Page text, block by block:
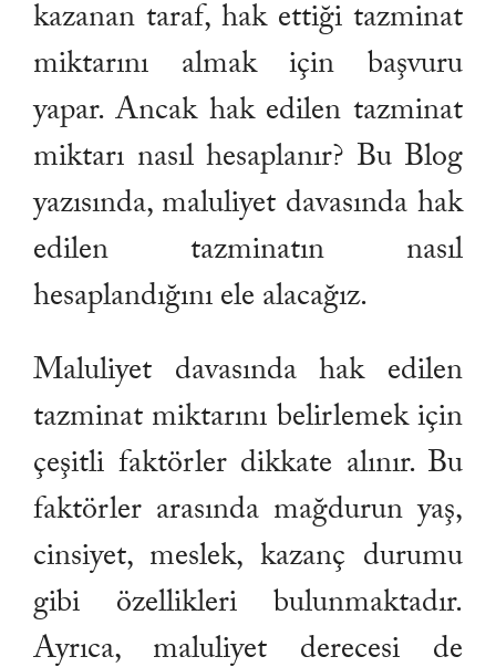
kazanan taraf, hak ettiği tazminat
miktarını almak için başvuru
yapar. Ancak hak edilen tazminat
miktarı nasıl hesaplanır? Bu Blog
yazısında, maluliyet davasında hak
edilen tazminatın nasıl
hesaplandığını ele alacağız.
Maluliyet davasında hak edilen
tazminat miktarını belirlemek için
çeşitli faktörler dikkate alınır. Bu
faktörler arasında mağdurun yaş,
cinsiyet, meslek, kazanç durumu
gibi özellikleri bulunmaktadır.
Ayrıca, maluliyet derecesi de